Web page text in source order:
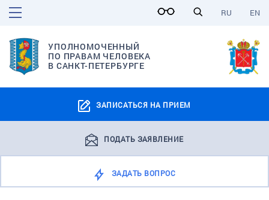
EN
RU
УПОЛНОМОЧЕННЫЙ
ПО ПРАВАМ ЧЕЛОВЕКА
В САНКТ-ПЕТЕРБУРГЕ
ЗАПИСАТЬСЯ НА ПРИЕМ
ПОДАТЬ ЗАЯВЛЕНИЕ
ЗАДАТЬ ВОПРОС